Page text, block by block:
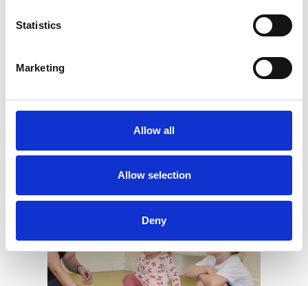
Statistics
Marketing
Allow all
Allow selection
Deny
TRENERIS TOMAS: SVEIKATOS IR GEROS